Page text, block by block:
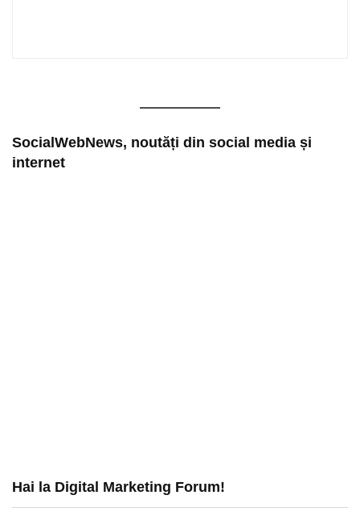
SocialWebNews, noutăți din social media și
internet
Hai la Digital Marketing Forum!